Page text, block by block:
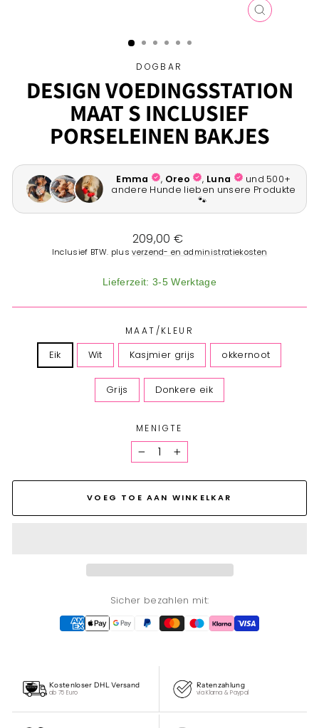
SLUITEN
DOGBAR
DESIGN VOEDINGSSTATION
MAAT S INCLUSIEF
PORSELEINEN BAKJES
Normale
prijs
209,00 €
Inclusief BTW. plusverzend- en administratiekosten
Lieferzeit: 3-5 Werktage
MAAT/KLEUR
Eik Wit Kasjmier grijs okkernoot
Grijs Donkere eik
MENIGTE
− +
VOEG TOE AAN WINKELKAR
Sicher bezahlen mit:
Kostenloser DHL Versand
ab 75 Euro
Ratenzahlung
via Klarna & Paypal